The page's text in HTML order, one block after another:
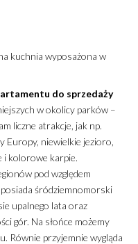
kuchnia wyposażona w
do sprzedaży
w okolicy parków –
liczne atrakcje, jak np.
Europy, niewielkie jezioro,
i kolorowe karpie.
pod względem
śródziemnomorski
upalnego lata oraz
gór. Na słońce możemy
Równie przyjemnie wygląda